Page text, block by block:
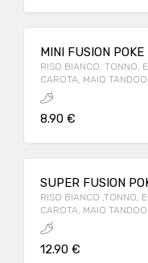
MINI FUSION POKE
RISO BIANCO, TONNO,
CAROTA, MAIO
CROCCANTE
8.90 €
SUPER FUSION
RISO BIANCO ,TONNO,
CAROTA, MAIO
CROCCANTE
12.90 €